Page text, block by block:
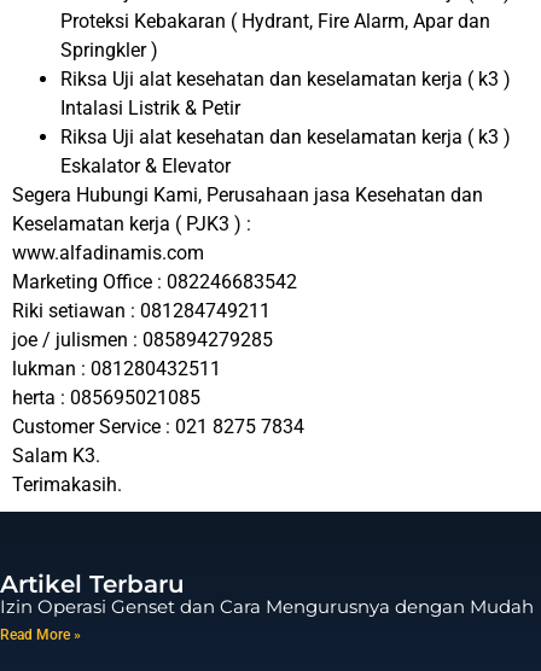
Proteksi Kebakaran ( Hydrant, Fire Alarm, Apar dan
Springkler )
Riksa Uji alat kesehatan dan keselamatan kerja ( k3 )
Intalasi Listrik & Petir
Riksa Uji alat kesehatan dan keselamatan kerja ( k3 )
Eskalator & Elevator
Segera Hubungi Kami, Perusahaan jasa Kesehatan dan
Keselamatan kerja ( PJK3 ) :
www.alfadinamis.com
Marketing Office : 082246683542
Riki setiawan : 081284749211
joe / julismen : 085894279285
lukman : 081280432511
herta : 085695021085
Customer Service : 021 8275 7834
Salam K3.
Terimakasih.
Artikel Terbaru
Izin Operasi Genset dan Cara Mengurusnya dengan Mudah
Read More »